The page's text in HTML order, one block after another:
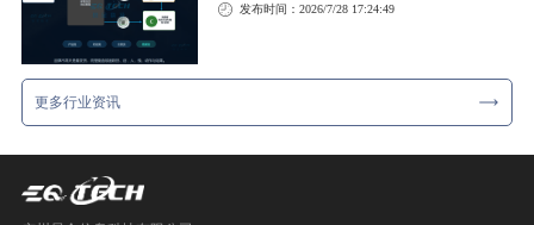
发布时间：2026/7/28 17:24:49
更多行业资讯